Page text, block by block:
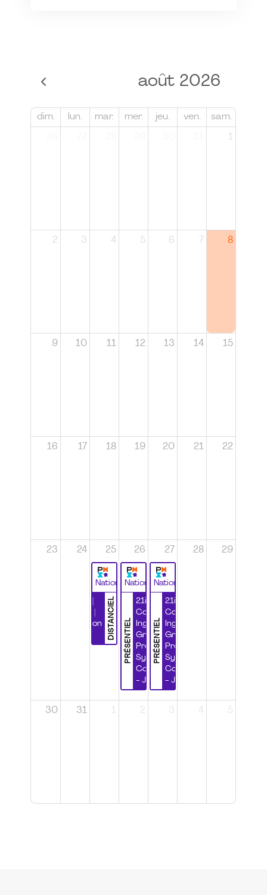
août 2026
dim. lun. mar. mer. jeu. ven. sam.
1
2 3 4 5 6 7 8
9 10 11 12 13 14 15
16 17 18 19 20 21 22
23 24 25
National
DISTANCIEL
Certification
26
National
PRÉSENTIEL
21ième
Congrès
Ingénierie
Grands
Projets et
Systèmes
Complexes
- Jour 1
27
National
PRÉSENTIEL
21ième
Congrès
Ingénierie
Grands
Projets et
Systèmes
Complexes
- Jour 2
28 29
30 31 1 2 3 4 5